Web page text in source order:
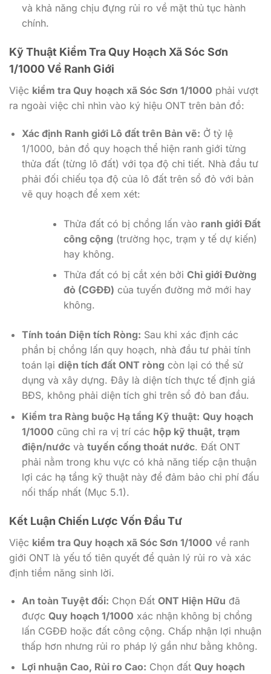
và khả năng chịu đựng rủi ro về mặt thủ tục hành
chính.
Kỹ Thuật Kiểm Tra Quy Hoạch Xã Sóc Sơn
1/1000 Về Ranh Giới
Việc kiểm tra Quy hoạch xã Sóc Sơn 1/1000 phải vượt
ra ngoài việc chỉ nhìn vào ký hiệu ONT trên bản đồ:
Xác định Ranh giới Lô đất trên Bản vẽ: Ở tỷ lệ
1/1000, bản đồ quy hoạch thể hiện ranh giới từng
thửa đất (từng lô đất) với tọa độ chi tiết. Nhà đầu tư
phải đối chiếu tọa độ của lô đất trên sổ đỏ với bản
vẽ quy hoạch để xem xét:
Thửa đất có bị chồng lấn vào ranh giới Đất
công cộng (trường học, trạm y tế dự kiến)
hay không.
Thửa đất có bị cắt xén bởi Chỉ giới Đường
đỏ (CGĐĐ) của tuyến đường mở mới hay
không.
Tính toán Diện tích Ròng: Sau khi xác định các
phần bị chồng lấn quy hoạch, nhà đầu tư phải tính
toán lại diện tích đất ONT ròng còn lại có thể sử
dụng và xây dựng. Đây là diện tích thực tế định giá
BĐS, không phải diện tích ghi trên sổ đỏ ban đầu.
Kiểm tra Ràng buộc Hạ tầng Kỹ thuật: Quy hoạch
1/1000 cũng chỉ ra vị trí các hộp kỹ thuật, trạm
điện/nướcvà tuyến cống thoát nước. Đất ONT
phải nằm trong khu vực có khả năng tiếp cận thuận
lợi các hạ tầng kỹ thuật này để đảm bảo chi phí đấu
nối thấp nhất (Mục 5.1).
Kết Luận Chiến Lược Vốn Đầu Tư
Việc kiểm tra Quy hoạch xã Sóc Sơn 1/1000 về ranh
giới ONT là yếu tố tiên quyết để quản lý rủi ro và xác
định tiềm năng sinh lời.
An toàn Tuyệt đối: Chọn Đất ONT Hiện Hữu đã
được Quy hoạch 1/1000 xác nhận không bị chồng
lấn CGĐĐ hoặc đất công cộng. Chấp nhận lợi nhuận
thấp hơn nhưng rủi ro pháp lý gần như bằng không.
Lợi nhuận Cao, Rủi ro Cao: Chọn đất Quy hoạch